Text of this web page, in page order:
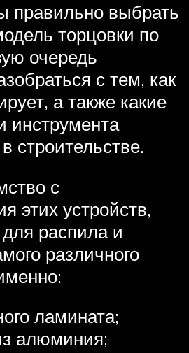
правильно выбрать
торцовки по
очередь
с тем, как
а также какие
инструмента
строительстве.
с
этих устройств,
распила и
различного
ламината;
алюминия;